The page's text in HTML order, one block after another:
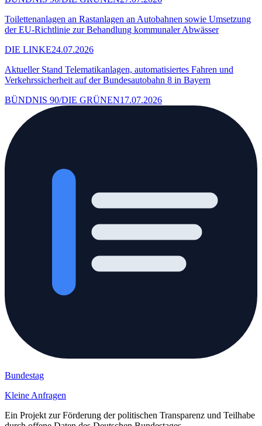
Toilettenanlagen an Rastanlagen an Autobahnen sowie Umsetzung
der EU-Richtlinie zur Behandlung kommunaler Abwässer
DIE LINKE24.07.2026
Aktueller Stand Telematikanlagen, automatisiertes Fahren und
Verkehrssicherheit auf der Bundesautobahn 8 in Bayern
BÜNDNIS 90/DIE GRÜNEN17.07.2026
Bundestag
Kleine Anfragen
Ein Projekt zur Förderung der politischen Transparenz und Teilhabe